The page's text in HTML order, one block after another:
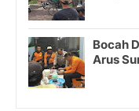
Bocah
Arus